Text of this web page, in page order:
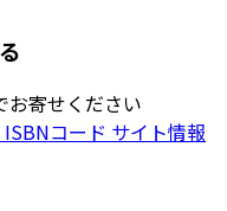
お寄せください
ISBNコード サイト情報